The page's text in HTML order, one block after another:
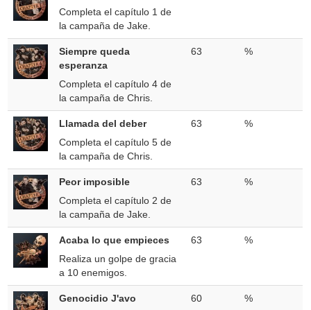
Completa el capítulo 1 de
la campaña de Jake.
Siempre queda
esperanza
Completa el capítulo 4 de
la campaña de Chris.
63 %
Llamada del deber
Completa el capítulo 5 de
la campaña de Chris.
63 %
Peor imposible
Completa el capítulo 2 de
la campaña de Jake.
63 %
Acaba lo que empieces
Realiza un golpe de gracia
a 10 enemigos.
63 %
Genocidio J'avo
60 %